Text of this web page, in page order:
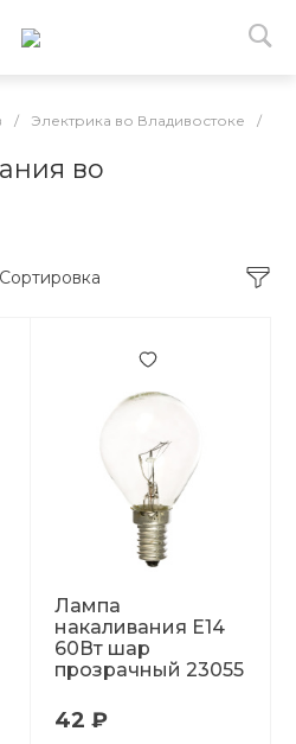
/ Электрика во Владивостоке /
во
Сортировка
Лампа
накаливания Е14
60Вт шар
прозрачный 23055
42 ₽